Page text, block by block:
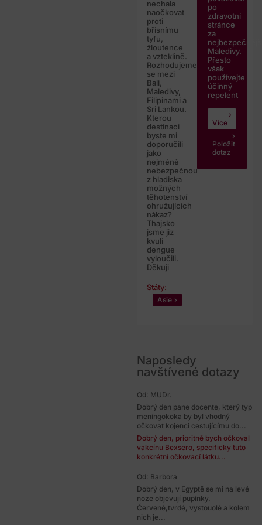
nechala
naočkovat
proti
břisnímu
tyfu,
žloutence
a vzteklině.
Rozhodujeme
se mezi
Bali,
Maledivy,
Filipinami a
Sri Lankou.
Kterou
destinaci
byste mi
doporučili
jako
nejméně
nebezpečnou
z hladiska
možných
těhotenství
ohružujících
nákaz?
Thajsko
jsme jiz
kvuli
dengue
vyloučili.
Děkuji
Státy:
Asie
po
zdravotní
stránce
za
Maledivy.
Přesto
však
používejte
účinný
repelent
Více
Položit
dotaz
Naposledy
navštívené dotazy
Od: MUDr.
Dobrý den pane docente, který typ
meningokoka by byl vhodný
očkovat kojenci cestujícímu do...
Dobrý den, prioritně bych očkoval
vakcínu Bexsero, specificky tuto
konkrétní očkovací látku...
Od: Barbora
Dobrý den, v Egyptě se mi na levé
noze objevují pupínky.
Červené,tvrdé, vystouolé a kolem
nich je...